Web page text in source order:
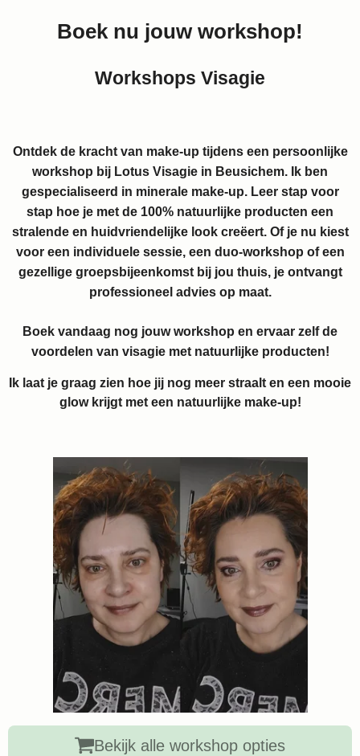
Boek nu jouw workshop!
Workshops Visagie
Ontdek de kracht van make-up tijdens een persoonlijke
workshop bij Lotus Visagie in Beusichem. Ik ben
gespecialiseerd in minerale make-up. Leer stap voor
stap hoe je met de 100% natuurlijke producten een
stralende en huidvriendelijke look creëert. Of je nu kiest
voor een individuele sessie, een duo-workshop of een
gezellige groepsbijeenkomst bij jou thuis, je ontvangt
professioneel advies op maat.
Boek vandaag nog jouw workshop en ervaar zelf de
voordelen van visagie met natuurlijke producten!
Ik laat je graag zien hoe jij nog meer straalt en een mooie
glow krijgt met een natuurlijke make-up!
Bekijk alle workshop opties